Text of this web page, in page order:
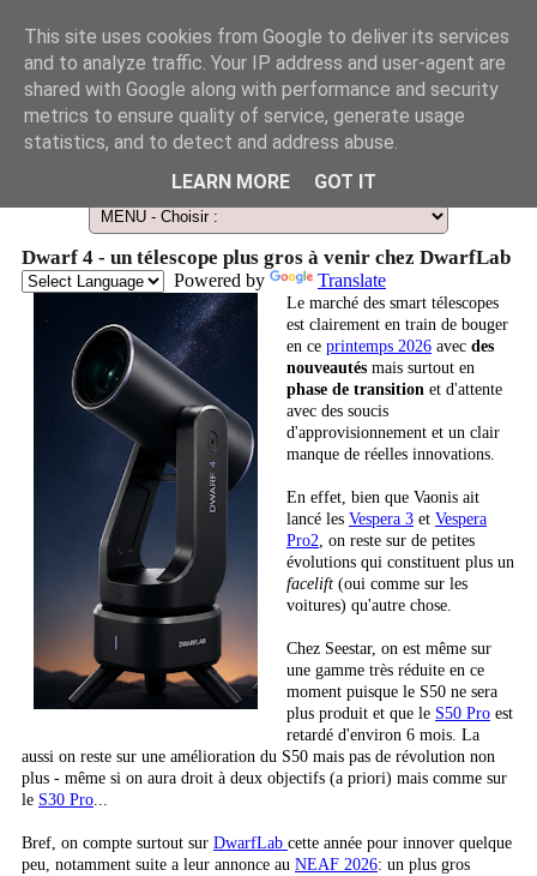
Le Guide des Smart Télescopes et de l'Astronomie amateur
Dwarf 4 - un télescope plus gros à venir chez DwarfLab
Powered by Translate
Le marché des smart télescopes
est clairement en train de bouger
en ce printemps 2026 avec des
nouveautés mais surtout en
phase de transition et d'attente
avec des soucis
d'approvisionnement et un clair
manque de réelles innovations.
En effet, bien que Vaonis ait
lancé les Vespera 3 et Vespera
Pro2, on reste sur de petites
évolutions qui constituent plus un
facelift (oui comme sur les
voitures) qu'autre chose.
Chez Seestar, on est même sur
une gamme très réduite en ce
moment puisque le S50 ne sera
plus produit et que le S50 Pro est
retardé d'environ 6 mois. La
aussi on reste sur une amélioration du S50 mais pas de révolution non
plus - même si on aura droit à deux objectifs (a priori) mais comme sur
le S30 Pro...
Bref, on compte surtout sur DwarfLab cette année pour innover quelque
peu, notamment suite a leur annonce au NEAF 2026: un plus gros
This site uses cookies from Google to deliver its services
and to analyze traffic. Your IP address and user-agent are
shared with Google along with performance and security
metrics to ensure quality of service, generate usage
statistics, and to detect and address abuse.
LEARN MORE
GOT IT